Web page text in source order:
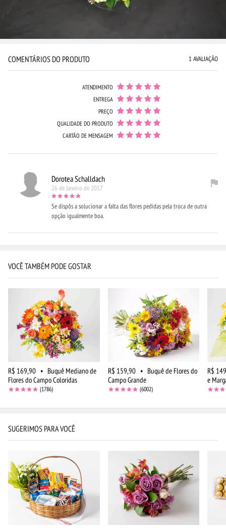
COMENTÁRIOS DO PRODUTO 1 AVALIAÇÃO
ATENDIMENTO
ENTREGA
PREÇO
QUALIDADE DO PRODUTO
CARTÃO DE MENSAGEM
Dorotea Schalldach
26 de Janeiro de 2017
Se dispôs a solucionar a falta das flores pedidas pela troca de outra
opção igualmente boa.
VOCÊ TAMBÉM PODE GOSTAR
R$ 169,90 • Buquê Mediano de
Flores do Campo Coloridas
(1786)
R$ 159,90 • Buquê de Flores do
Campo Grande
(6002)
R$
e
SUGERIMOS PARA VOCÊ